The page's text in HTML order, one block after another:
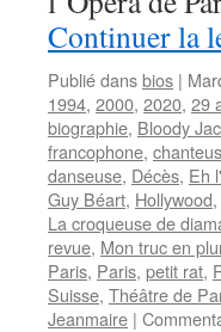
Continuer la
Publié dansbios |
1994, 2000, 2020, 29
biographie, Bloody
francophone,
danseuse, Décès, Eh
Guy Béart, Hollywood,
La croqueuse de
revue, Mon truc en
Paris, Paris, petit rat,
Suisse, Théâtre de
Jeanmaire |